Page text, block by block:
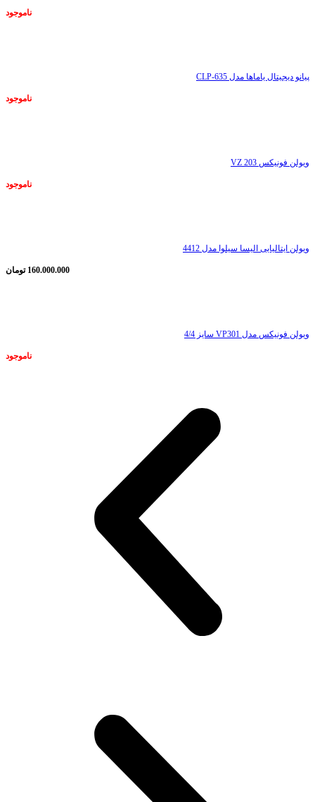
ناموجود
پیانو دیجیتال یاماها مدل CLP-635
ناموجود
ویولن فونیکس VZ 203
ناموجود
ویولن ایتالیایی الیسا سیلوا مدل 4412
160.000.000 تومان
ویولن فونیکس مدل VP301 سایز 4/4
ناموجود